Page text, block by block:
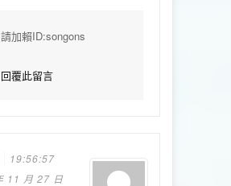
請加賴ID:songons
回覆此留言
19:56:57
11 月 27 日